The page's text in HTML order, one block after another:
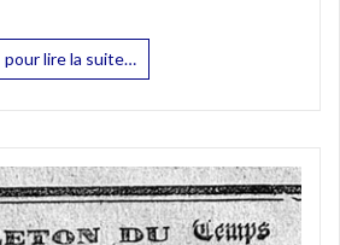
pour lire la suite…